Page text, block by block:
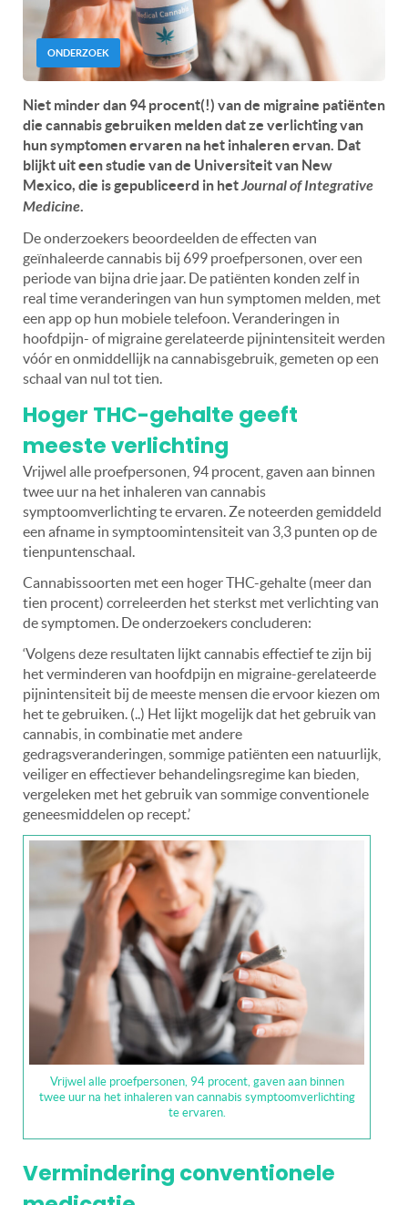
ONDERZOEK
Niet minder dan 94 procent(!) van de migraine patiënten
die cannabis gebruiken melden dat ze verlichting van
hun symptomen ervaren na het inhaleren ervan. Dat
blijkt uit een studie van de Universiteit van New
Mexico, die is gepubliceerd in hetJournal of Integrative
Medicine.
De onderzoekers beoordeelden de effecten van
geïnhaleerde cannabis bij 699 proefpersonen, over een
periode van bijna drie jaar. De patiënten konden zelf in
real time veranderingen van hun symptomen melden, met
een app op hun mobiele telefoon. Veranderingen in
hoofdpijn- of migraine gerelateerde pijnintensiteit werden
vóór en onmiddellijk na cannabisgebruik, gemeten op een
schaal van nul tot tien.
Hoger THC-gehalte geeft
meeste verlichting
Vrijwel alle proefpersonen, 94 procent, gaven aan binnen
twee uur na het inhaleren van cannabis
symptoomverlichting te ervaren. Ze noteerden gemiddeld
een afname in symptoomintensiteit van 3,3 punten op de
tienpuntenschaal.
Cannabissoorten met een hoger THC-gehalte (meer dan
tien procent) correleerden het sterkst met verlichting van
de symptomen. De onderzoekers concluderen:
‘Volgens deze resultaten lijkt cannabis effectief te zijn bij
het verminderen van hoofdpijn en migraine-gerelateerde
pijnintensiteit bij de meeste mensen die ervoor kiezen om
het te gebruiken. (..) Het lijkt mogelijk dat het gebruik van
cannabis, in combinatie met andere
gedragsveranderingen, sommige patiënten een natuurlijk,
veiliger en effectiever behandelingsregime kan bieden,
vergeleken met het gebruik van sommige conventionele
geneesmiddelen op recept.’
Vrijwel alle proefpersonen, 94 procent, gaven aan binnen
twee uur na het inhaleren van cannabis symptoomverlichting
te ervaren.
Vermindering conventionele